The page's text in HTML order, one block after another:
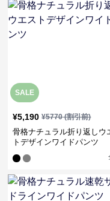
SALE
¥5,190 ¥5770(割引前)
骨格ナチュラル折り返しウ
トデザインワイドパンツ